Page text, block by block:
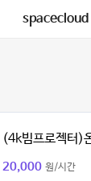
spacecloud
(4k빔프로젝터)
20,000 원/시간